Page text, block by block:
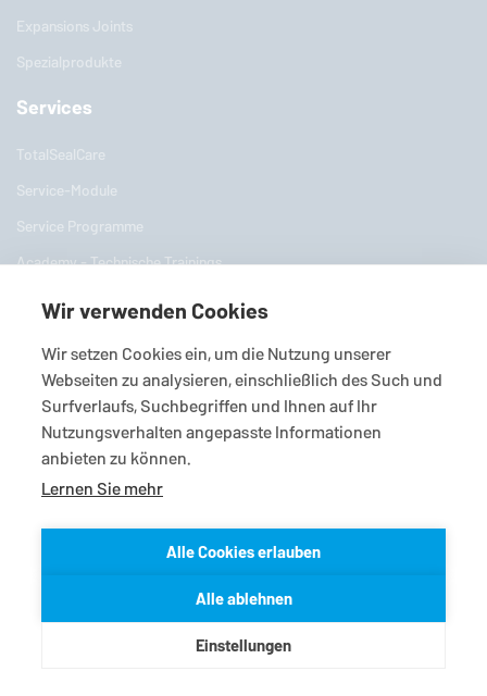
Expansions Joints
Spezialprodukte
Services
TotalSealCare
Service-Module
Service Programme
Academy - Technische Trainings
DGS Centers of Competence
Smart Condition Monitoring
Industrien
Öl- und Gasindustrie
Raffinerietechnik
Petrochemische Industrie
Wir verwenden Cookies
Wir setzen Cookies ein, um die Nutzung unserer
Webseiten zu analysieren, einschließlich des Such und
Surfverlaufs, Suchbegriffen und Ihnen auf Ihr
Nutzungsverhalten angepasste Informationen
anbieten zu können.
Lernen Sie mehr
Alle Cookies erlauben
Alle ablehnen
Einstellungen